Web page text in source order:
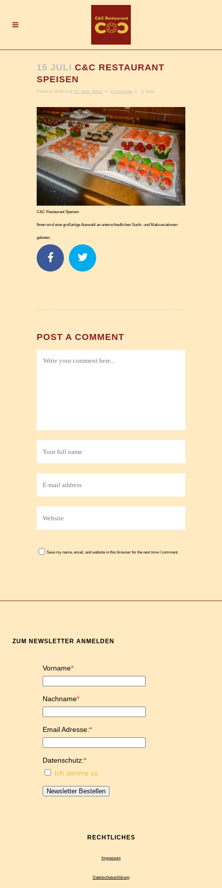
15 JULI C&C RESTAURANT
SPEISEN
Posted at 14:38h in by CC_Rest_Admin 0 Comments 0 Likes
C&C Restaurant Speisen
Ihnen wird eine großartige Auswahl an unterschiedlichen Sushi- und Makivariationen
geboten.
POST A COMMENT
Save my name, email, and website in this browser for the next time I comment.
ZUM NEWSLETTER ANMELDEN
Vorname*
Nachname*
Email Adresse:*
Datenschutz:*
Ich stimme zu
Newsletter Bestellen
RECHTLICHES
Impressum
Datenschutzerklärung